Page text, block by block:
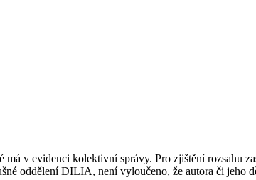
v evidenci kolektivní správy. Pro zjištění rozsahu
oddělení DILIA, není vyloučeno, že autora či jeho